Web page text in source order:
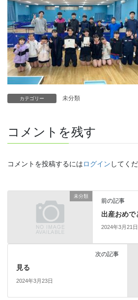
カテゴリー 未分類
コメントを残す
コメントを投稿するにはログイン してくだ
未分類
前の記事
出産おめで
2024年3月21日
次の記事
見る
2024年3月23日